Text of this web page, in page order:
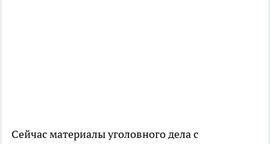
Сейчас материалы уголовного дела с